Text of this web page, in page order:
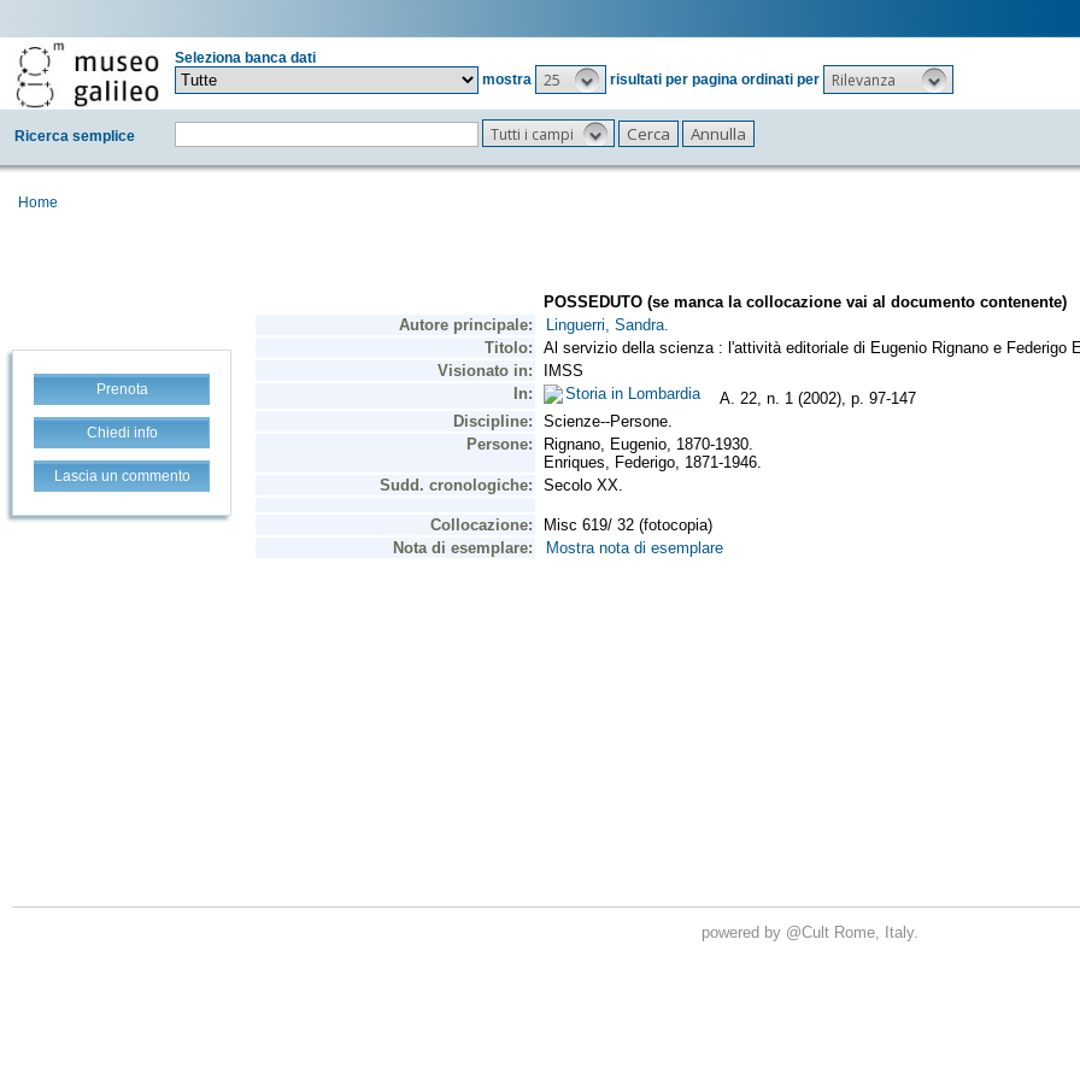
Seleziona banca dati
mostra
25 risultati per pagina ordinati per Rilevanza
Ricerca semplice Tutti i campi
Home
Prenota
Chiedi info
Lascia un commento
powered by @Cult Rome, Italy.